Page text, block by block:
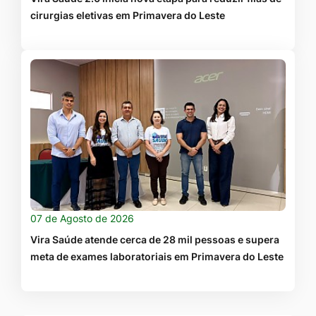
cirurgias eletivas em Primavera do Leste
07 de Agosto de 2026
Vira Saúde atende cerca de 28 mil pessoas e supera
meta de exames laboratoriais em Primavera do Leste